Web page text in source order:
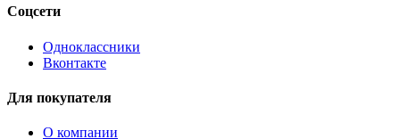
Соцсети
Одноклассники
Вконтакте
Для покупателя
О компании